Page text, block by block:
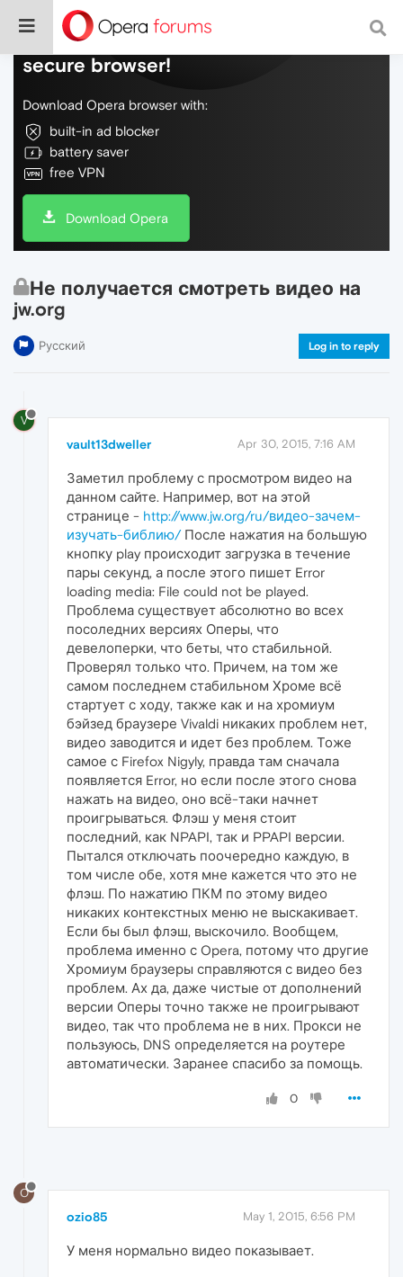
Do more on the web, with a fast and
secure browser!
Download Opera browser with:
built-in ad blocker
battery saver
free VPN
Download Opera
Не получается смотреть видео на
jw.org
Русский Log in to reply
V
vault13dweller Apr 30, 2015, 7:16 AM
Заметил проблему с просмотром видео на
данном сайте. Например, вот на этой
странице - http://www.jw.org/ru/видео-зачем-
изучать-библию/После нажатия на большую
кнопку play происходит загрузка в течение
пары секунд, а после этого пишет Error
loading media: File could not be played.
Проблема существует абсолютно во всех
посоледних версиях Оперы, что
девелоперки, что беты, что стабильной.
Проверял только что. Причем, на том же
самом последнем стабильном Хроме всё
стартует с ходу, также как и на хромиум
бэйзед браузере Vivaldi никаких проблем нет,
видео заводится и идет без проблем. Тоже
самое с Firefox Nigyly, правда там сначала
появляется Error, но если после этого снова
нажать на видео, оно всё-таки начнет
проигрываться. Флэш у меня стоит
последний, как NPAPI, так и PPAPI версии.
Пытался отключать поочередно каждую, в
том числе обе, хотя мне кажется что это не
флэш. По нажатию ПКМ по этому видео
никаких контекстных меню не выскакивает.
Если бы был флэш, выскочило. Вообщем,
проблема именно с Opera, потому что другие
Хромиум браузеры справляются с видео без
проблем. Ах да, даже чистые от дополнений
версии Оперы точно также не проигрывают
видео, так что проблема не в них. Прокси не
пользуюсь, DNS определяется на роутере
автоматически. Заранее спасибо за помощь.
0
O
ozio85 May 1, 2015, 6:56 PM
У меня нормально видео показывает.